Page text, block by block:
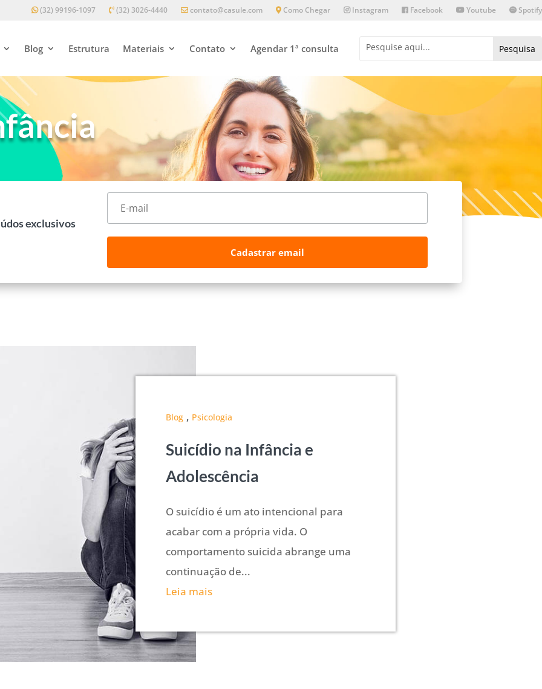
(32) 99196-1097 (32) 3026-4440 contato@casule.com Como Chegar Instagram Facebook Youtube Spotify
Blog Estrutura Materiais Contato Agendar 1ª consulta
exclusivos
Cadastrar email
Blog , Psicologia
Suicídio na Infância e
Adolescência
O suicídio é um ato intencional para
acabar com a própria vida. O
comportamento suicida abrange uma
continuação de...
Leia mais